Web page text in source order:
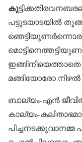
കു
പട്ടുടയാടയിൽ
മങ്ങിയോരോ
ബാല്യം-എൻ
കാല്യം-
പിച്ചനടക്കുവാനമ്മ